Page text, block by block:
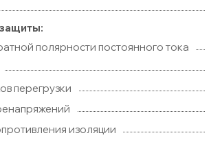
полярности постоянного тока
перегрузки
изоляции